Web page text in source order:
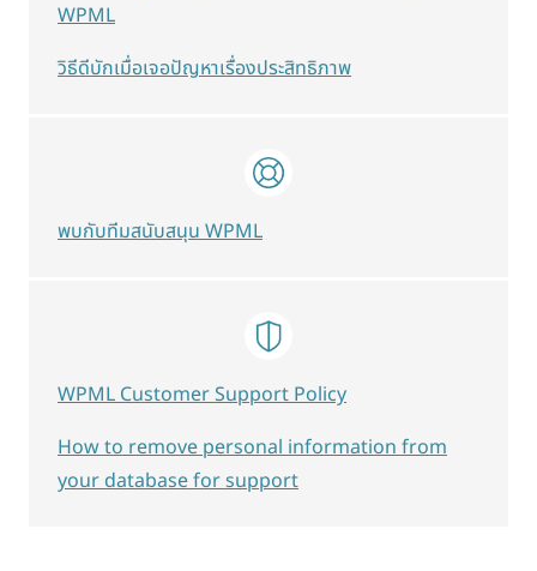
WPML
วิธีดีบักเมื่อเจอปัญหาเรื่องประสิทธิภาพ
พบกับทีมสนับสนุน WPML
WPML Customer Support Policy
How to remove personal information from
your database for support